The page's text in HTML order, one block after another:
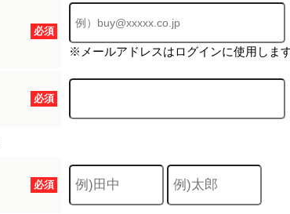
必須
※メールアドレスはログインに使用します
必須
必須